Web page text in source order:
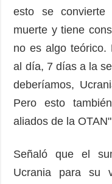
esto se
muerte y tiene
no es algo teórico.
al día, 7 días a la
deberíamos,
Pero esto
aliados de la
Señaló que el
Ucrania para su